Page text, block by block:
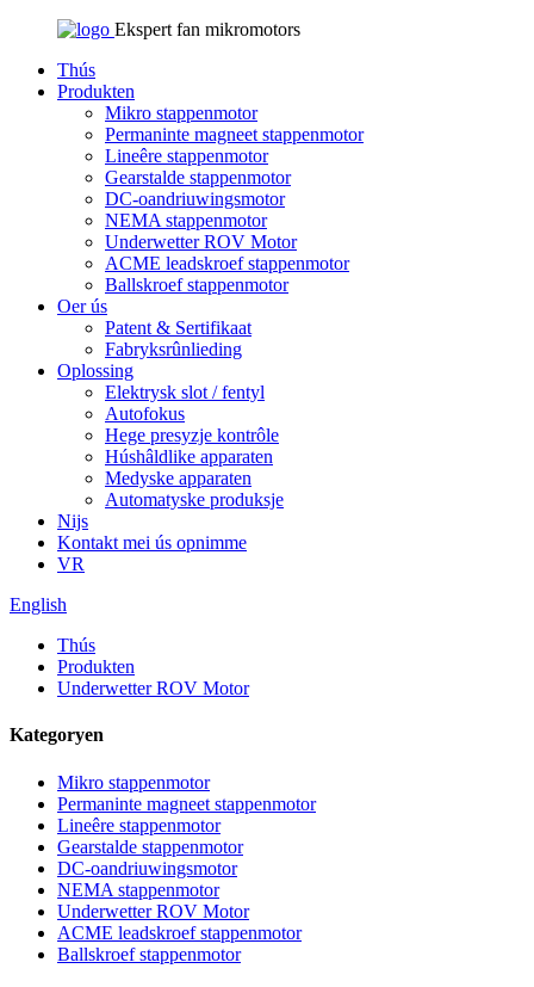
Ekspert fan mikromotors
Thús
Produkten
Mikro stappenmotor
Permaninte magneet stappenmotor
Lineêre stappenmotor
Gearstalde stappenmotor
DC-oandriuwingsmotor
NEMA stappenmotor
Underwetter ROV Motor
ACME leadskroef stappenmotor
Ballskroef stappenmotor
Oer ús
Patent & Sertifikaat
Fabryksrûnlieding
Oplossing
Elektrysk slot / fentyl
Autofokus
Hege presyzje kontrôle
Húshâldlike apparaten
Medyske apparaten
Automatyske produksje
Nijs
Kontakt mei ús opnimme
VR
English
Thús
Produkten
Underwetter ROV Motor
Kategoryen
Mikro stappenmotor
Permaninte magneet stappenmotor
Lineêre stappenmotor
Gearstalde stappenmotor
DC-oandriuwingsmotor
NEMA stappenmotor
Underwetter ROV Motor
ACME leadskroef stappenmotor
Ballskroef stappenmotor